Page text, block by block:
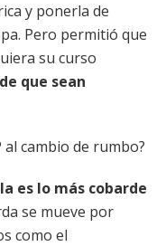
y ponerla de
Pero permitió que
su curso
que sean
al cambio de rumbo?
es lo más cobarde
se mueve por
como el